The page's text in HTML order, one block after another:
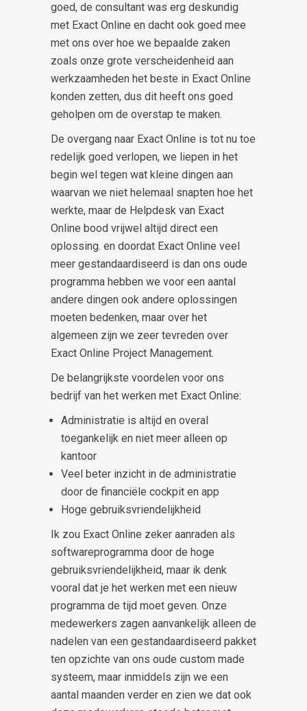
goed, de consultant was erg deskundig
met Exact Online en dacht ook goed mee
met ons over hoe we bepaalde zaken
zoals onze grote verscheidenheid aan
werkzaamheden het beste in Exact Online
konden zetten, dus dit heeft ons goed
geholpen om de overstap te maken.
De overgang naar Exact Online is tot nu toe
redelijk goed verlopen, we liepen in het
begin wel tegen wat kleine dingen aan
waarvan we niet helemaal snapten hoe het
werkte, maar de Helpdesk van Exact
Online bood vrijwel altijd direct een
oplossing. en doordat Exact Online veel
meer gestandaardiseerd is dan ons oude
programma hebben we voor een aantal
andere dingen ook andere oplossingen
moeten bedenken, maar over het
algemeen zijn we zeer tevreden over
Exact Online Project Management.
De belangrijkste voordelen voor ons
bedrijf van het werken met Exact Online:
Administratie is altijd en overal
toegankelijk en niet meer alleen op
kantoor
Veel beter inzicht in de administratie
door de financiële cockpit en app
Hoge gebruiksvriendelijkheid
Ik zou Exact Online zeker aanraden als
softwareprogramma door de hoge
gebruiksvriendelijkheid, maar ik denk
vooral dat je het werken met een nieuw
programma de tijd moet geven. Onze
medewerkers zagen aanvankelijk alleen de
nadelen van een gestandaardiseerd pakket
ten opzichte van ons oude custom made
systeem, maar inmiddels zijn we een
aantal maanden verder en zien we dat ook